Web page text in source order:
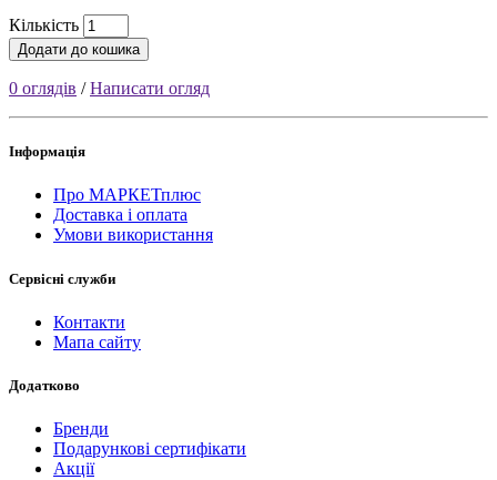
Кількість
Додати до кошика
0 оглядів /Написати огляд
Інформація
Про МАРКЕТплюс
Доставка і оплата
Умови використання
Сервісні служби
Контакти
Мапа сайту
Додатково
Бренди
Подарункові сертифікати
Акції